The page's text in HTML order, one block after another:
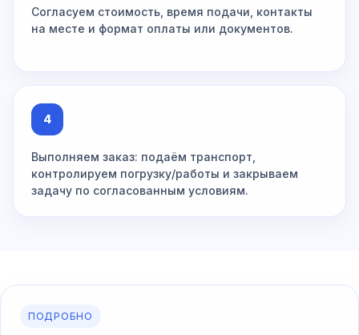
Согласуем стоимость, время подачи, контакты
на месте и формат оплаты или документов.
4
Выполняем заказ: подаём транспорт,
контролируем погрузку/работы и закрываем
задачу по согласованным условиям.
ПОДРОБНО